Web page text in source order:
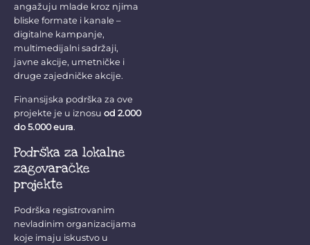
angažuju mlade kroz njima
bliske formate i kanale –
digitalne kampanje,
multimedijalni sadržaji,
javne akcije, umetničke i
druge zajedničke akcije.
Finansijska podrška za ove
projekte je u iznosu od 2.000
do 5.000 eura.
Podrška za lokalne
zagovaračke
projekte
Podrška registrovanim
nevladinim organizacijama
koje imaju iskustvo u